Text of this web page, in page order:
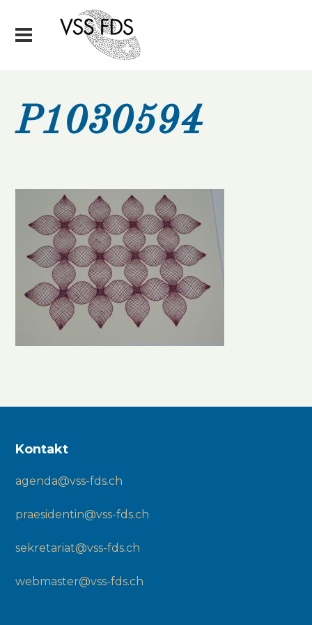
P1030594
Kontakt
agenda@vss-fds.ch
praesidentin@vss-fds.ch
sekretariat@vss-fds.ch
webmaster@vss-fds.ch